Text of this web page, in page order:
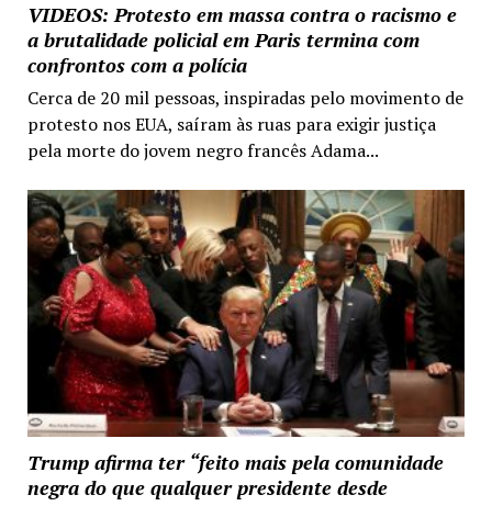
VIDEOS: Protesto em massa contra o racismo e
a brutalidade policial em Paris termina com
confrontos com a polícia
Cerca de 20 mil pessoas, inspiradas pelo movimento de
protesto nos EUA, saíram às ruas para exigir justiça
pela morte do jovem negro francês Adama...
Trump afirma ter “feito mais pela comunidade
negra do que qualquer presidente desde